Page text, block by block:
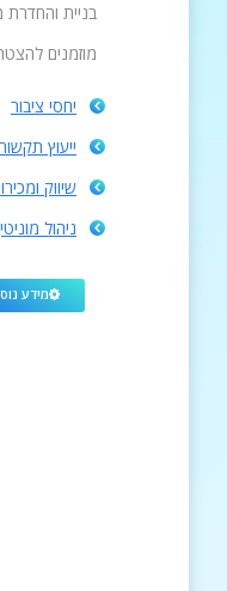
בניית והחדרת
מוזמנים
יחסי ציבור
ייעוץ
שיווק
ניהול
מידע